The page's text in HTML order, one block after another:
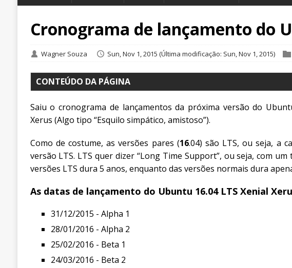
Cronograma de lançamento do
Wagner Souza Sun, Nov 1, 2015 (Última modificação: Sun, Nov 1, 2015)
CONTEÚDO DA PÁGINA
Saiu o cronograma de lançamentos da próxima versão do
Xerus (Algo tipo “Esquilo simpático, amistoso”).
Como de costume, as versões pares (16.04) são LTS, ou seja, a
versão LTS. LTS quer dizer “Long Time Support”, ou seja, com
versões LTS dura 5 anos, enquanto das versões normais dura
As datas de lançamento do Ubuntu 16.04 LTS Xenial
31/12/2015 - Alpha 1
28/01/2016 - Alpha 2
25/02/2016 - Beta 1
24/03/2016 - Beta 2